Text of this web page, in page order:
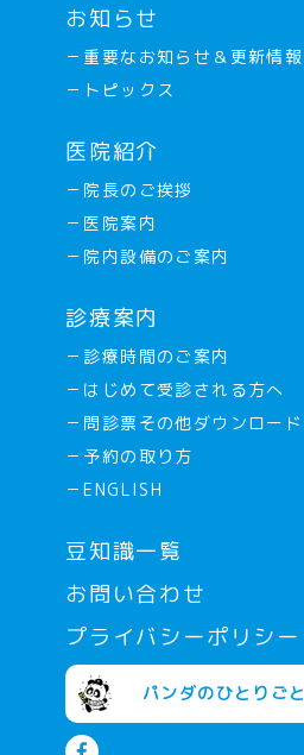
お知らせ
－重要なお知らせ＆更新情報
－トピックス
医院紹介
－院長のご挨拶
－医院案内
－院内設備のご案内
診療案内
－診療時間のご案内
－はじめて受診される方へ
－問診票その他ダウンロード
－予約の取り方
－ENGLISH
豆知識一覧
お問い合わせ
プライバシーポリシー
パンダのひとりごと